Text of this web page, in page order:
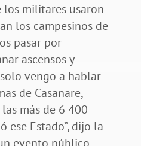
militares usaron
los campesinos de
pasar por
ascensos y
vengo a hablar
de Casanare,
más de 6 400
ese Estado”, dijo la